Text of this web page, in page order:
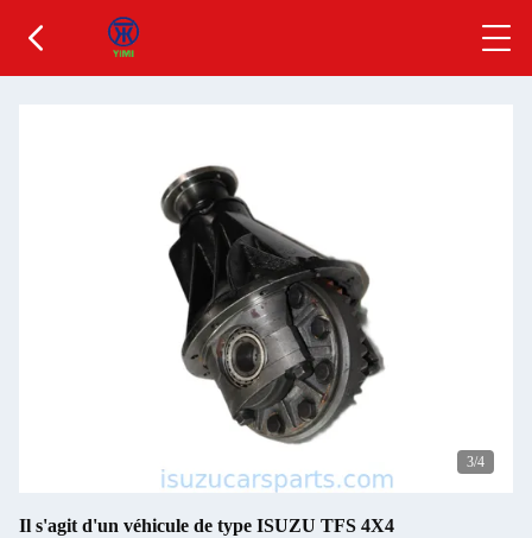
3/4
Il s'agit d'un véhicule de type ISUZU TFS 4X4